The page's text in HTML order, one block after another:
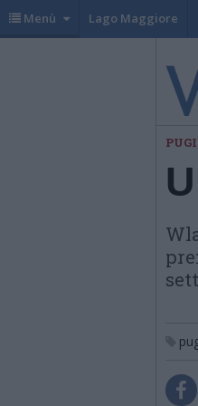
Menù Lago Maggiore